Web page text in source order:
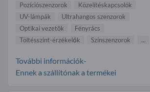
Pozíciószenzorok
Közelítéskapcsolók
UV-lámpák
Ultrahangos szenzorok
Optikai vezetõk
Fényrács
Töltésszint-érzékelők
Színszenzorok ...
További információk-
Ennek a szállítónak a termékei